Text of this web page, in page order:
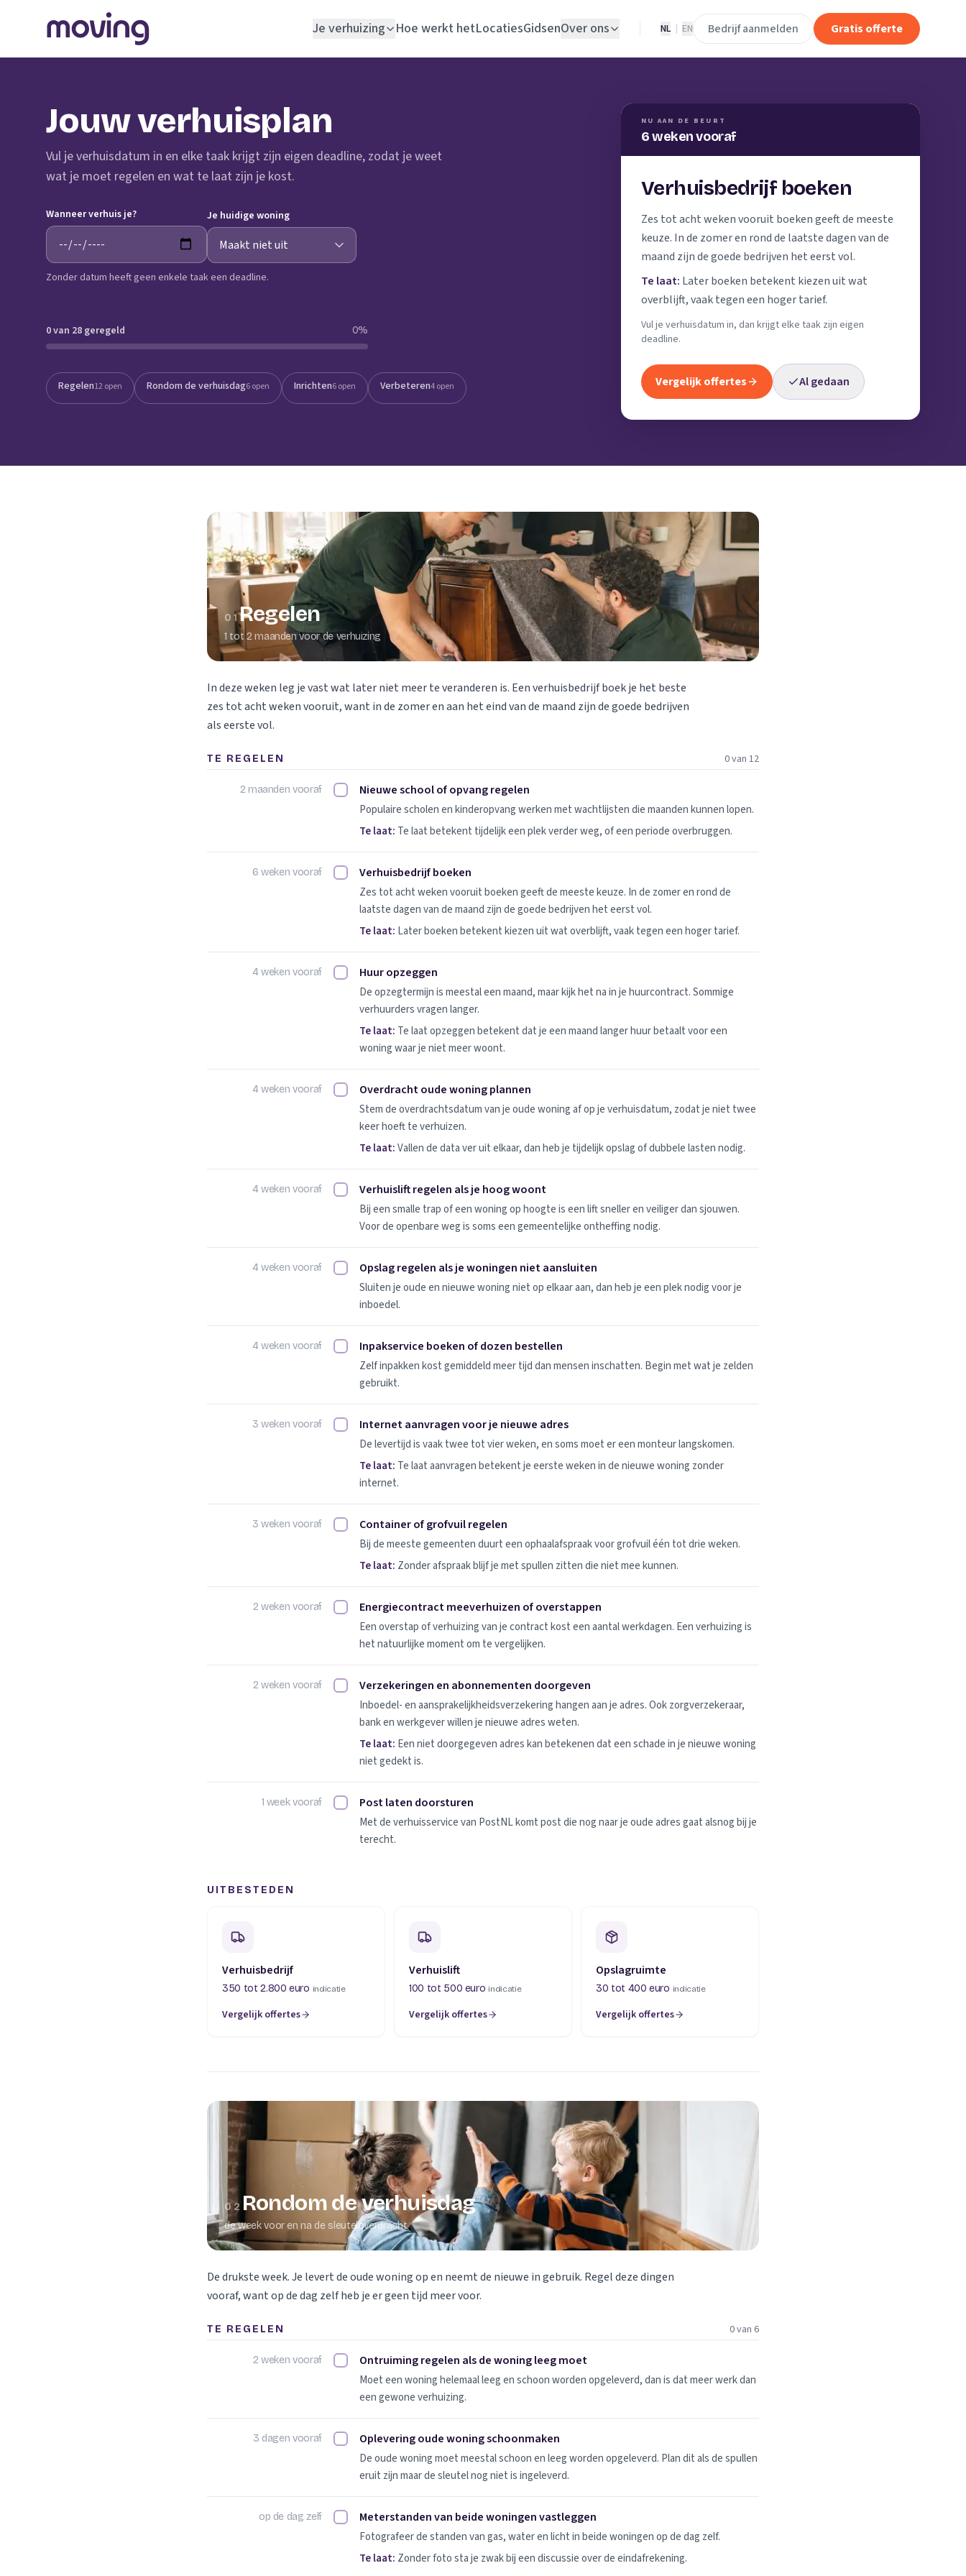
Je verhuizing
Opslagruimte
Schoonmaakbedrijf
Schildersbedrijf
Klusjesman
Loodgieter
Slotenmaker
Hoe werkt hetLocatiesGidsenOver ons NL EN Bedrijf aanmelden Gratis offerte
Jouw verhuisplan
Vul je verhuisdatum in en elke taak krijgt zijn eigen deadline, zodat je weet
wat je moet regelen en wat te laat zijn je kost.
Wanneer verhuis je? Je huidige woning
Zonder datum heeft geen enkele taak een deadline.
NU AAN DE BEURT
6 weken vooraf
Verhuisbedrijf boeken
Zes tot acht weken vooruit boeken geeft de meeste
keuze. In de zomer en rond de laatste dagen van de
maand zijn de goede bedrijven het eerst vol.
Te laat: Later boeken betekent kiezen uit wat
overblijft, vaak tegen een hoger tarief.
Vul je verhuisdatum in, dan krijgt elke taak zijn eigen
deadline.
Vergelijk offertes Al gedaan
0 van 28 geregeld 0%
Regelen12 open Rondom de verhuisdag6 open Inrichten6 open Verbeteren4 open
01Regelen
1 tot 2 maanden voor de verhuizing
In deze weken leg je vast wat later niet meer te veranderen is. Een verhuisbedrijf boek je het beste
zes tot acht weken vooruit, want in de zomer en aan het eind van de maand zijn de goede bedrijven
als eerste vol.
TE REGELEN 0 van 12
2 maanden vooraf Nieuwe school of opvang regelen afvinken
Nieuwe school of opvang regelen
Populaire scholen en kinderopvang werken met wachtlijsten die maanden kunnen lopen.
Te laat: Te laat betekent tijdelijk een plek verder weg, of een periode overbruggen.
6 weken vooraf Verhuisbedrijf boeken afvinken
Verhuisbedrijf boeken
Zes tot acht weken vooruit boeken geeft de meeste keuze. In de zomer en rond de
laatste dagen van de maand zijn de goede bedrijven het eerst vol.
Te laat: Later boeken betekent kiezen uit wat overblijft, vaak tegen een hoger tarief.
4 weken vooraf Huur opzeggen afvinken
Huur opzeggen
De opzegtermijn is meestal een maand, maar kijk het na in je huurcontract. Sommige
verhuurders vragen langer.
Te laat: Te laat opzeggen betekent dat je een maand langer huur betaalt voor een
woning waar je niet meer woont.
4 weken vooraf Overdracht oude woning plannen afvinken
Overdracht oude woning plannen
Stem de overdrachtsdatum van je oude woning af op je verhuisdatum, zodat je niet twee
keer hoeft te verhuizen.
Te laat:Vallen de data ver uit elkaar, dan heb je tijdelijk opslag of dubbele lasten nodig.
4 weken vooraf Verhuislift regelen als je hoog woont afvinken
Verhuislift regelen als je hoog woont
Bij een smalle trap of een woning op hoogte is een lift sneller en veiliger dan sjouwen.
Voor de openbare weg is soms een gemeentelijke ontheffing nodig.
4 weken vooraf Opslag regelen als je woningen niet aansluiten afvinken
Opslag regelen als je woningen niet aansluiten
Sluiten je oude en nieuwe woning niet op elkaar aan, dan heb je een plek nodig voor je
inboedel.
4 weken vooraf Inpakservice boeken of dozen bestellen afvinken
Inpakservice boeken of dozen bestellen
Zelf inpakken kost gemiddeld meer tijd dan mensen inschatten. Begin met wat je zelden
gebruikt.
3 weken vooraf Internet aanvragen voor je nieuwe adres afvinken
Internet aanvragen voor je nieuwe adres
De levertijd is vaak twee tot vier weken, en soms moet er een monteur langskomen.
Te laat: Te laat aanvragen betekent je eerste weken in de nieuwe woning zonder
internet.
3 weken vooraf Container of grofvuil regelen afvinken
Container of grofvuil regelen
Bij de meeste gemeenten duurt een ophaalafspraak voor grofvuil één tot drie weken.
Te laat: Zonder afspraak blijf je met spullen zitten die niet mee kunnen.
2 weken vooraf Energiecontract meeverhuizen of overstappen afvinken
Energiecontract meeverhuizen of overstappen
Een overstap of verhuizing van je contract kost een aantal werkdagen. Een verhuizing is
het natuurlijke moment om te vergelijken.
2 weken vooraf Verzekeringen en abonnementen doorgeven afvinken
Verzekeringen en abonnementen doorgeven
Inboedel- en aansprakelijkheidsverzekering hangen aan je adres. Ook zorgverzekeraar,
bank en werkgever willen je nieuwe adres weten.
Te laat: Een niet doorgegeven adres kan betekenen dat een schade in je nieuwe woning
niet gedekt is.
1 week vooraf Post laten doorsturen afvinken
Post laten doorsturen
Met de verhuisservice van PostNL komt post die nog naar je oude adres gaat alsnog bij je
terecht.
UITBESTEDEN
Verhuisbedrijf
350 tot 2.800 euro indicatie
Vergelijk offertes
(opent in een nieuw tabblad)
Verhuislift
100 tot 500 euro indicatie
Vergelijk offertes
(opent in een nieuw tabblad)
Opslagruimte
30 tot 400 euro indicatie
Vergelijk offertes
(opent in een nieuw tabblad)
02 Rondom de verhuisdag
de week voor en na de sleuteloverdracht
De drukste week. Je levert de oude woning op en neemt de nieuwe in gebruik. Regel deze dingen
vooraf, want op de dag zelf heb je er geen tijd meer voor.
TE REGELEN 0 van 6
2 weken vooraf Ontruiming regelen als de woning leeg moet afvinken
Ontruiming regelen als de woning leeg moet
Moet een woning helemaal leeg en schoon worden opgeleverd, dan is dat meer werk dan
een gewone verhuizing.
3 dagen vooraf Oplevering oude woning schoonmaken afvinken
Oplevering oude woning schoonmaken
De oude woning moet meestal schoon en leeg worden opgeleverd. Plan dit als de spullen
eruit zijn maar de sleutel nog niet is ingeleverd.
op de dag zelf Meterstanden van beide woningen vastleggen afvinken
Meterstanden van beide woningen vastleggen
Fotografeer de standen van gas, water en licht in beide woningen op de dag zelf.
Te laat: Zonder foto sta je zwak bij een discussie over de eindafrekening.